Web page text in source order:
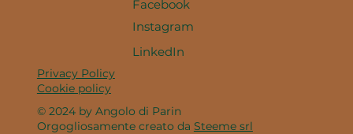
Facebook
Instagram
LinkedIn
Privacy Policy
Cookie policy
© 2024 by Angolo di Parin
Orgogliosamente creato da Steeme srl